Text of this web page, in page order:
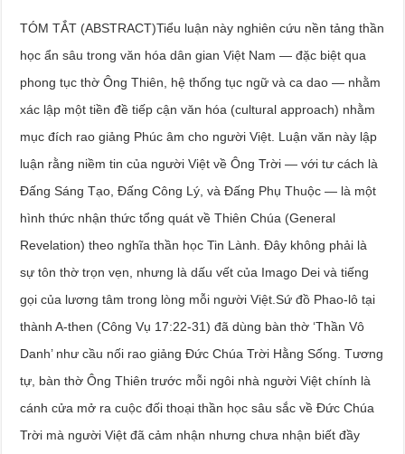
TÓM TẮT (ABSTRACT)Tiểu luận này nghiên cứu nền tảng thần
học ẩn sâu trong văn hóa dân gian Việt Nam — đặc biệt qua
phong tục thờ Ông Thiên, hệ thống tục ngữ và ca dao — nhằm
xác lập một tiền đề tiếp cận văn hóa (cultural approach) nhằm
mục đích rao giảng Phúc âm cho người Việt. Luận văn này lập
luận rằng niềm tin của người Việt về Ông Trời — với tư cách là
Đấng Sáng Tạo, Đấng Công Lý, và Đấng Phụ Thuộc — là một
hình thức nhận thức tổng quát về Thiên Chúa (General
Revelation) theo nghĩa thần học Tin Lành. Đây không phải là
sự tôn thờ trọn vẹn, nhưng là dấu vết của Imago Dei và tiếng
gọi của lương tâm trong lòng mỗi người Việt.Sứ đồ Phao-lô tại
thành A-then (Công Vụ 17:22-31) đã dùng bàn thờ ‘Thần Vô
Danh’ như cầu nối rao giảng Đức Chúa Trời Hằng Sống. Tương
tự, bàn thờ Ông Thiên trước mỗi ngôi nhà người Việt chính là
cánh cửa mở ra cuộc đối thoại thần học sâu sắc về Đức Chúa
Trời mà người Việt đã cảm nhận nhưng chưa nhận biết đầy